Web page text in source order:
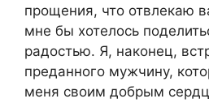
прощения, что отвлекаю
мне бы хотелось
радостью. Я, наконец,
преданного мужчину,
меня своим добрым